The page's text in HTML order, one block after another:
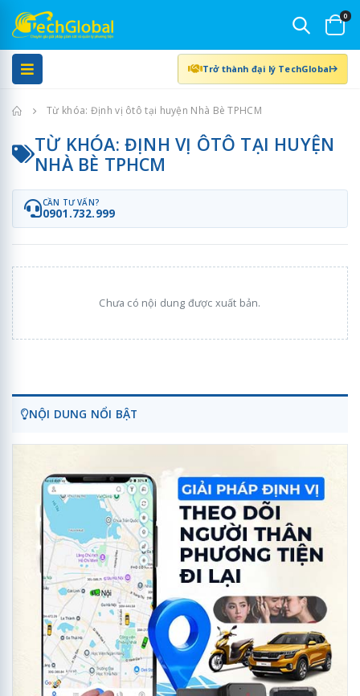
0
Trở thành đại lý TechGlobal
Trang chủTừ khóa: Định vị ôtô tại huyện Nhà Bè TPHCM
TỪ KHÓA: ĐỊNH VỊ ÔTÔ TẠI HUYỆN
NHÀ BÈ TPHCM
CẦN TƯ VẤN?
0901.732.999
Chưa có nội dung được xuất bản.
NỘI DUNG NỔI BẬT